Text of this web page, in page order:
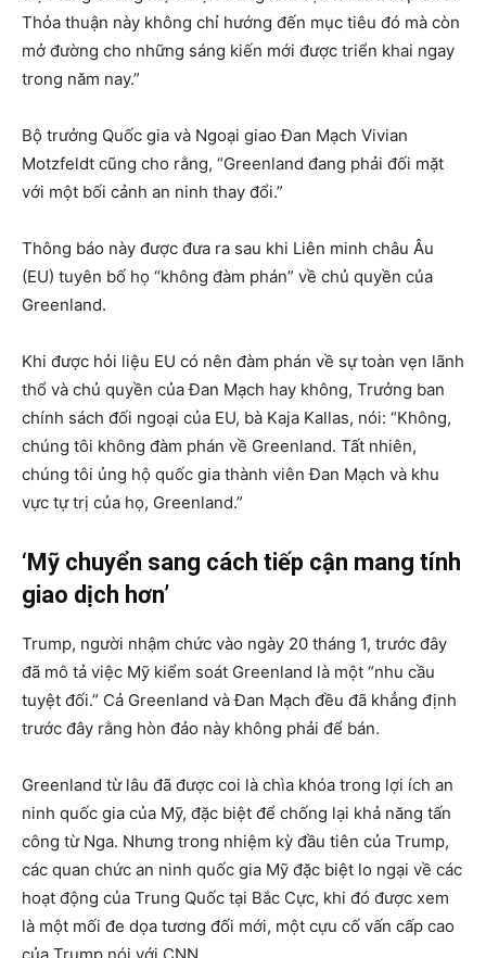
Thỏa thuận này không chỉ hướng đến mục tiêu đó mà còn
mở đường cho những sáng kiến mới được triển khai ngay
trong năm nay.”
Bộ trưởng Quốc gia và Ngoại giao Đan Mạch Vivian
Motzfeldt cũng cho rằng, “Greenland đang phải đối mặt
với một bối cảnh an ninh thay đổi.”
Thông báo này được đưa ra sau khi Liên minh châu Âu
(EU) tuyên bố họ “không đàm phán” về chủ quyền của
Greenland.
Khi được hỏi liệu EU có nên đàm phán về sự toàn vẹn lãnh
thổ và chủ quyền của Đan Mạch hay không, Trưởng ban
chính sách đối ngoại của EU, bà Kaja Kallas, nói: “Không,
chúng tôi không đàm phán về Greenland. Tất nhiên,
chúng tôi ủng hộ quốc gia thành viên Đan Mạch và khu
vực tự trị của họ, Greenland.”
‘Mỹ chuyển sang cách tiếp cận mang tính
giao dịch hơn’
Trump, người nhậm chức vào ngày 20 tháng 1, trước đây
đã mô tả việc Mỹ kiểm soát Greenland là một “nhu cầu
tuyệt đối.” Cả Greenland và Đan Mạch đều đã khẳng định
trước đây rằng hòn đảo này không phải để bán.
Greenland từ lâu đã được coi là chìa khóa trong lợi ích an
ninh quốc gia của Mỹ, đặc biệt để chống lại khả năng tấn
công từ Nga. Nhưng trong nhiệm kỳ đầu tiên của Trump,
các quan chức an ninh quốc gia Mỹ đặc biệt lo ngại về các
hoạt động của Trung Quốc tại Bắc Cực, khi đó được xem
là một mối đe dọa tương đối mới, một cựu cố vấn cấp cao